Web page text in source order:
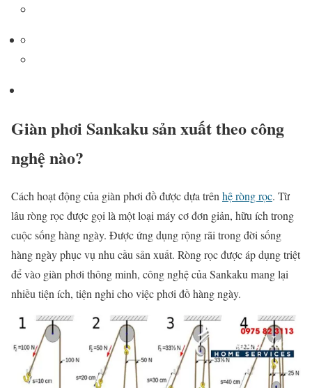
Giàn phơi Sankaku sản xuất theo công
nghệ nào?
Cách hoạt động của giàn phơi đồ được dựa trên hệ ròng rọc. Từ
lâu ròng rọc được gọi là một loại máy cơ đơn giản, hữu ích trong
cuộc sống hàng ngày. Được ứng dụng rộng rãi trong đời sống
hàng ngày phục vụ nhu cầu sản xuất. Ròng rọc được áp dụng triệt
để vào giàn phơi thông minh, công nghệ của Sankaku mang lại
nhiều tiện ích, tiện nghi cho việc phơi đồ hàng ngày.